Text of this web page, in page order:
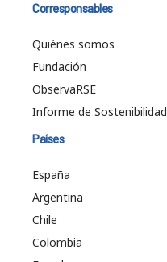
Corresponsables
Quiénes somos
Fundación
ObservaRSE
Informe de Sostenibilidad
Países
España
Argentina
Chile
Colombia